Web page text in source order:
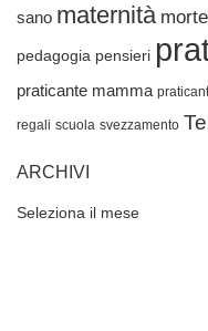
sano maternità morte
pedagogia pensieri
praticante mamma
regali scuola svezzamento
ARCHIVI
Archivi
Seleziona il mese